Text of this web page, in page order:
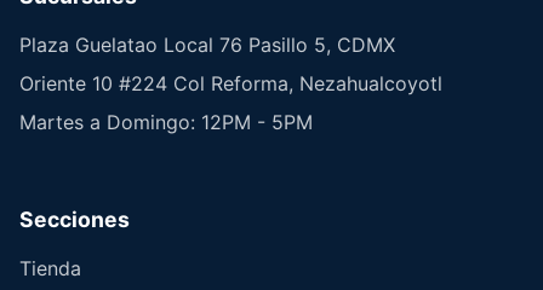
Plaza Guelatao Local 76 Pasillo 5, CDMX
Oriente 10 #224 Col Reforma, Nezahualcoyotl
Martes a Domingo: 12PM - 5PM
Secciones
Tienda